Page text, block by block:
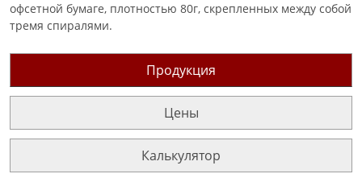
офсетной бумаге, плотностью 80г, скрепленных между собой
тремя спиралями.
Продукция
Цены
Калькулятор